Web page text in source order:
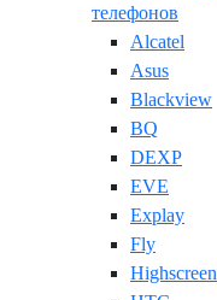
телефонов
Alcatel
Asus
Blackview
BQ
DEXP
EVE
Explay
Fly
Highscreen